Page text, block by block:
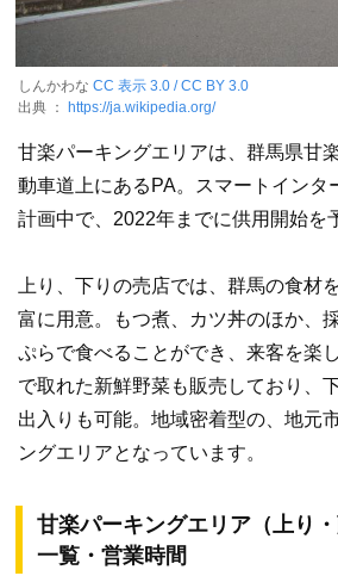
しんかわな CC 表示 3.0 / CC BY 3.0
出典 ： https://ja.wikipedia.org/
甘楽パーキングエリアは、群馬県甘
動車道上にあるPA。スマートインタ
計画中で、2022年までに供用開始を
上り、下りの売店では、群馬の食材
富に用意。もつ煮、カツ丼のほか、
ぷらで食べることができ、来客を楽
で取れた新鮮野菜も販売しており、
出入りも可能。地域密着型の、地元
ングエリアとなっています。
甘楽パーキングエリア（上り
一覧・営業時間